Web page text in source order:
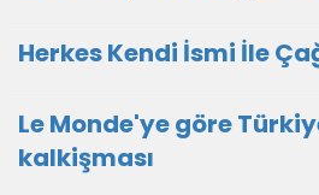
Herkes Kendi İsmi İle
Le Monde'ye göre
kalkişması